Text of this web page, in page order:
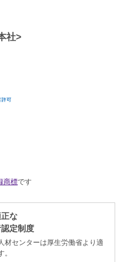
社>
商標です
な
定制度
材センターは厚生労働省より適